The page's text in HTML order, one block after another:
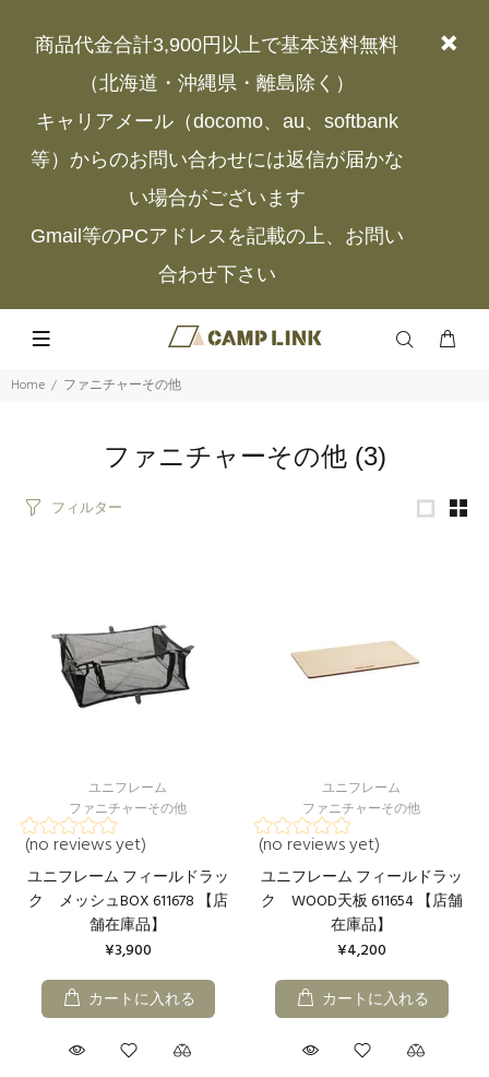
商品代金合計3,900円以上で基本送料無料
（北海道・沖縄県・離島除く）
キャリアメール（docomo、au、softbank
等）からのお問い合わせには返信が届かな
い場合がございます
Gmail等のPCアドレスを記載の上、お問い
合わせ下さい
Home ファニチャーその他
ファニチャーその他 (3)
フィルター
ユニフレーム
ファニチャーその他
(no reviews yet)
ユニフレーム フィールドラッ
ク メッシュBOX 611678 【店
舗在庫品】
¥3,900
カートに入れる
ユニフレーム
ファニチャーその他
(no reviews yet)
ユニフレーム フィールドラッ
ク WOOD天板 611654 【店舗
在庫品】
¥4,200
カートに入れる